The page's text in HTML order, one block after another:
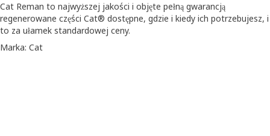
Cat Reman to najwyższej jakości i objęte pełną gwarancją
regenerowane części Cat® dostępne, gdzie i kiedy ich potrzebujesz, i
to za ułamek standardowej ceny.
Marka: Cat